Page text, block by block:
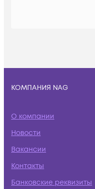
КОМПАНИЯ NAG
О компании
Новости
Вакансии
Контакты
Банковские реквизиты